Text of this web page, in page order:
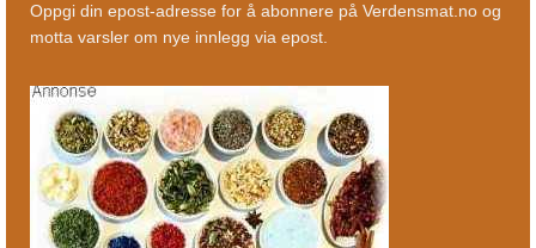
Oppgi din epost-adresse for å abonnere på Verdensmat.no og
motta varsler om nye innlegg via epost.